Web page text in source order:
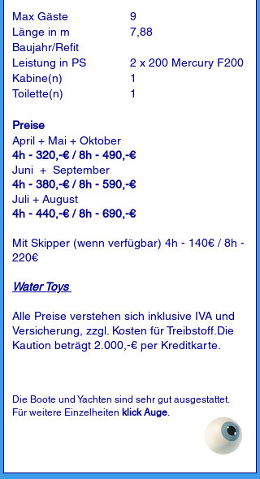
Max Gäste
Länge in m
Baujahr/Refit
Leistung in PS
Kabine(n)
Toilette(n)
9
7,88
2 x 200 Mercury F200
1
1
Preise
April + Mai + Oktober
4h - 320,-€ / 8h - 490,-€
Juni + September
4h - 380,-€ / 8h - 590,-€
Juli + August
4h - 440,-€ / 8h - 690,-€
Mit Skipper (wenn verfügbar) 4h - 140€ / 8h -
220€
Water Toys
Alle Preise verstehen sich inklusive IVA und
Versicherung, zzgl. Kosten für Treibstoff.Die
Kaution beträgt 2.000,-€ per Kreditkarte.
Die Boote und Yachten sind sehr gut ausgestattet.
Für weitere Einzelheiten klick Auge.